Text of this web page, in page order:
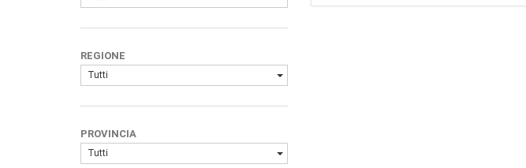
REGIONE
Tutti
PROVINCIA
Tutti